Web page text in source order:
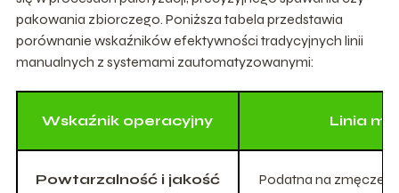
pakowania zbiorczego. Poniższa tabela przedstawia
porównanie wskaźników efektywności tradycyjnych linii
manualnych z systemami zautomatyzowanymi:
Wskaźnik operacyjny Linia
Powtarzalność i jakość Podatna na